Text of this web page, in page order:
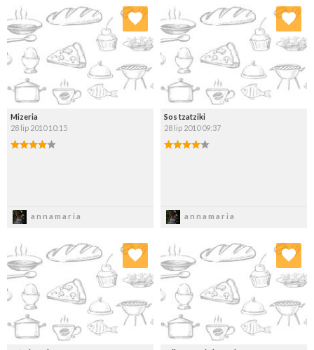
Mizeria
28 lip 2010 10:15
annamaria
Dodaj do ulubionych
Wybierz listę:
Sos tzatziki
28 lip 2010 09:37
annamaria
Dodaj do ulubionych
Wybierz listę:
Dodaj do ulubionych
Wybierz listę:
Dodaj do ulubionych
Wybierz listę: